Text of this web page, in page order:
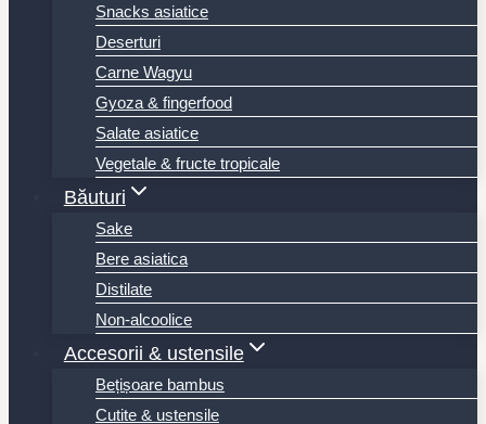
Snacks asiatice
Deserturi
Carne Wagyu
Gyoza & fingerfood
Salate asiatice
Vegetale & fructe tropicale
Băuturi
Sake
Bere asiatica
Distilate
Non-alcoolice
Accesorii & ustensile
Bețișoare bambus
Cutite & ustensile